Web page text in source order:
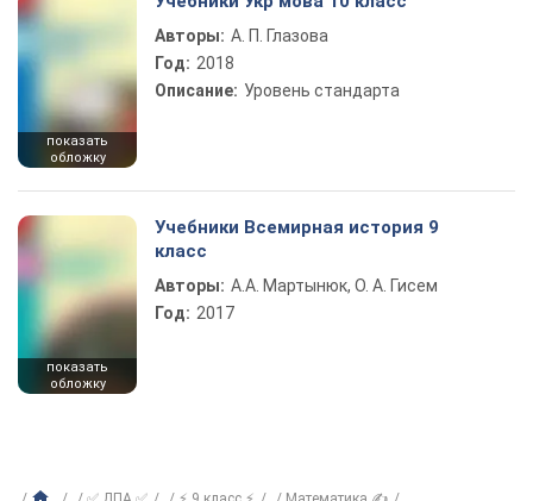
показать
обложку
Авторы: А. П. Глазова
Год: 2018
Описание: Уровень стандарта
показать
обложку
Учебники Всемирная история 9
класс
Авторы: А.А. Мартынюк, О. А. Гисем
Год: 2017